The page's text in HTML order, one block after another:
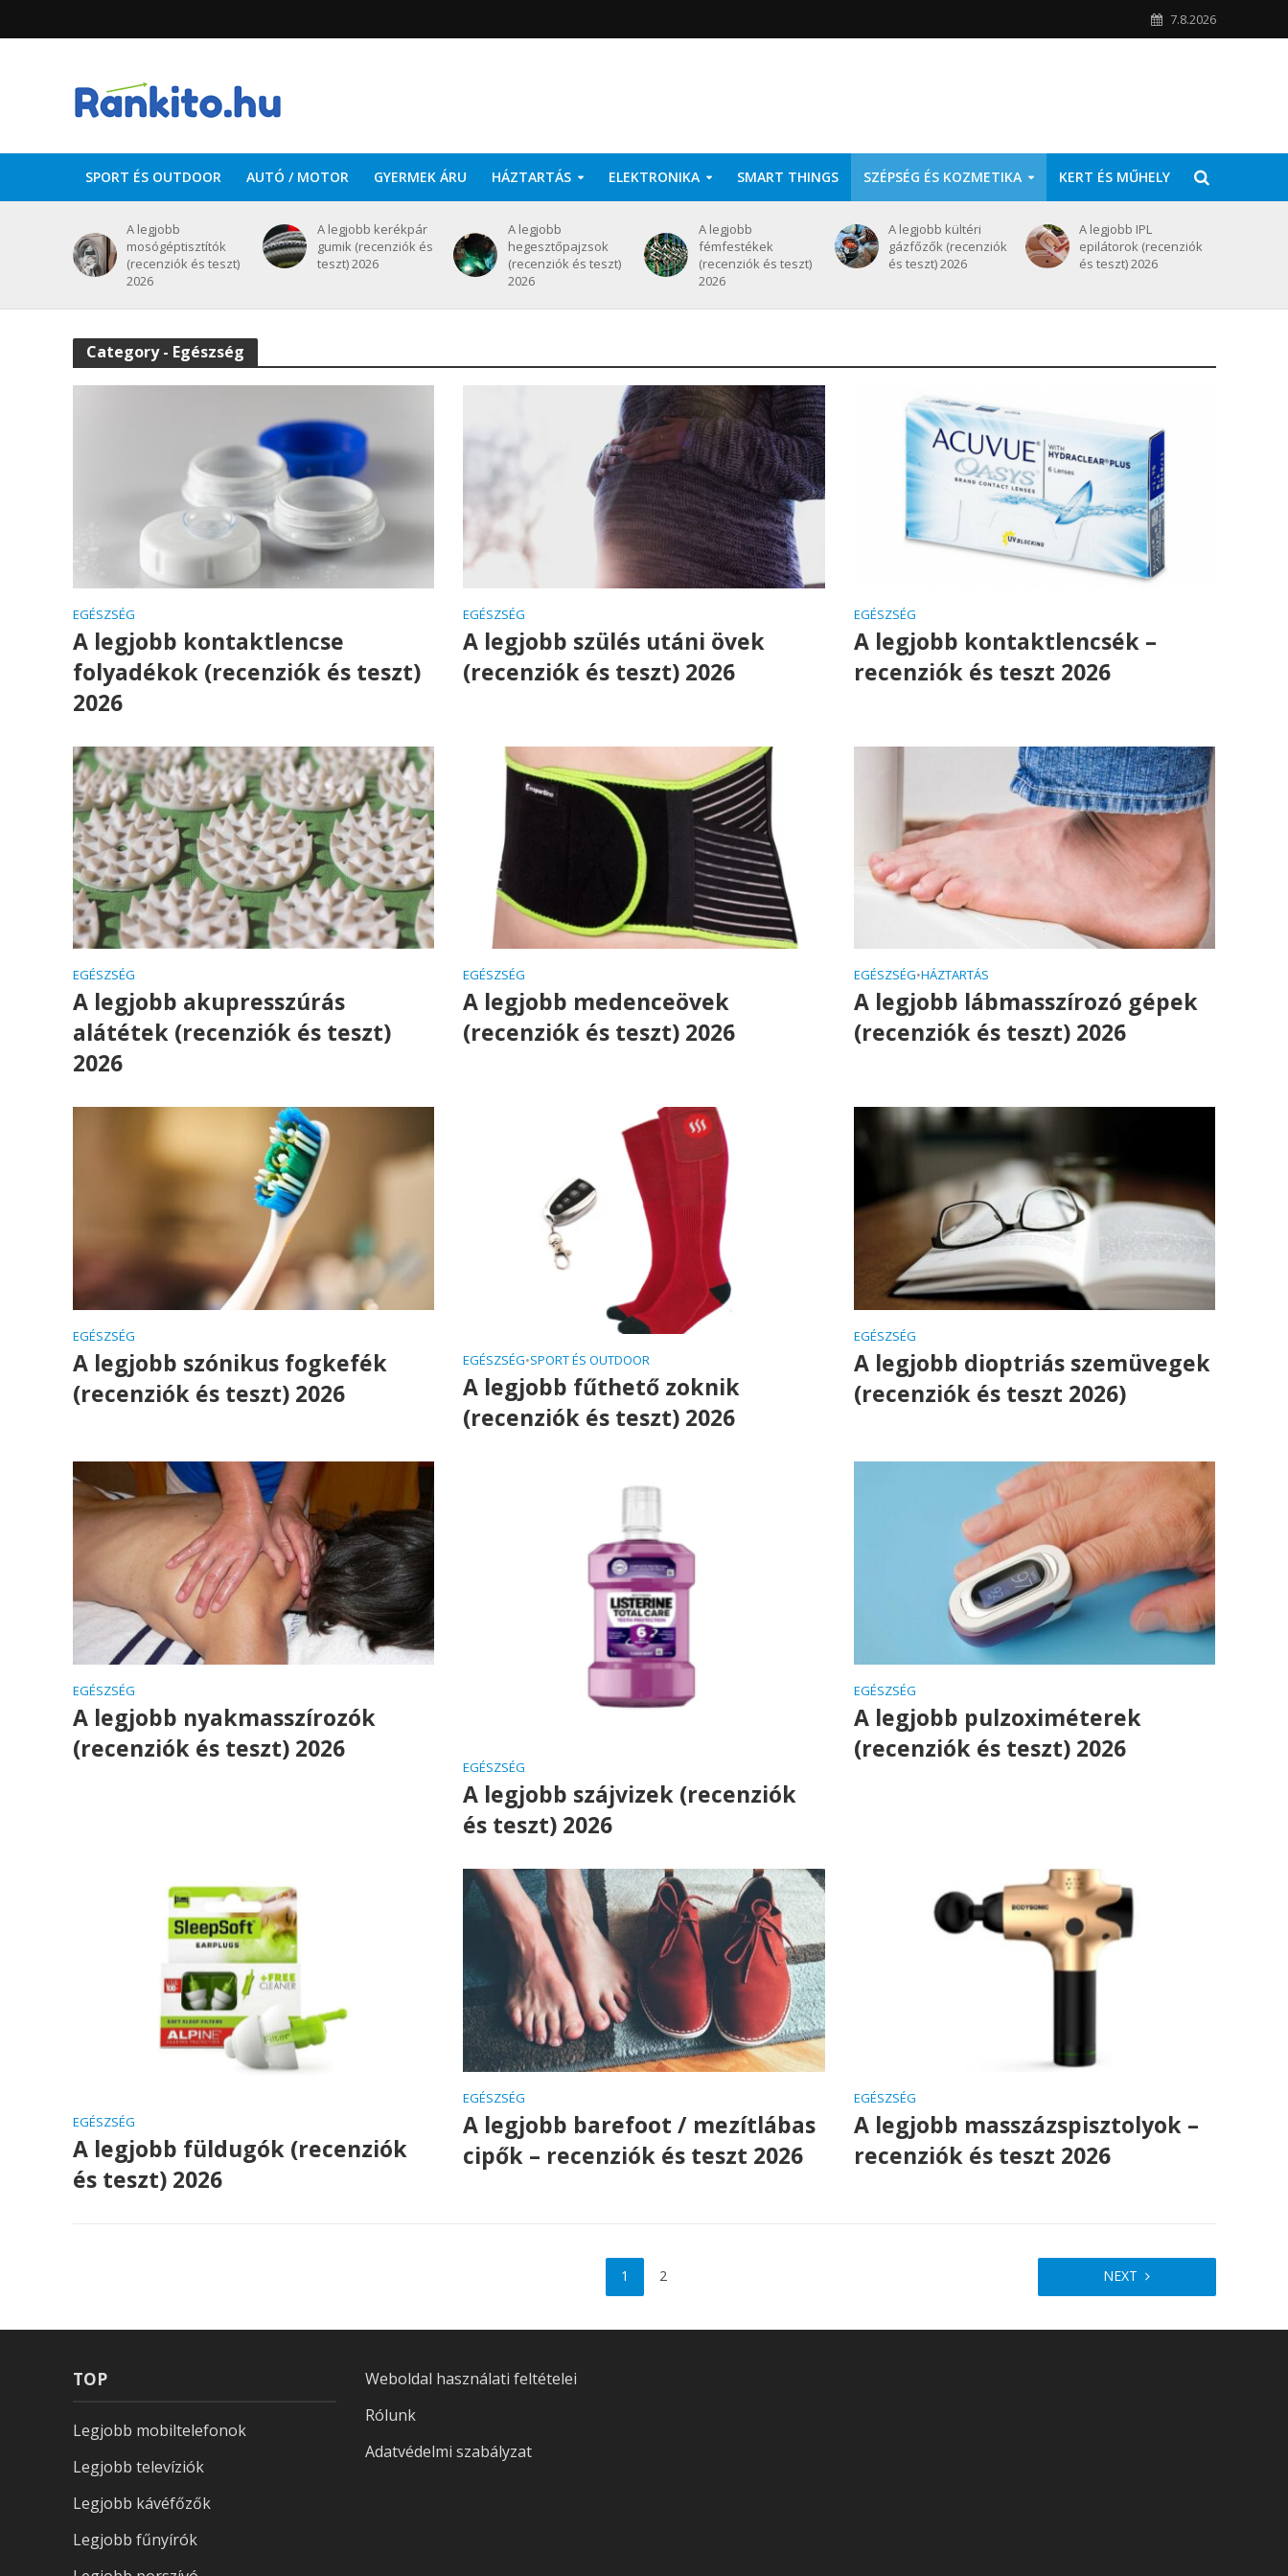
7.8.2026
SPORT ÉS OUTDOOR AUTÓ / MOTOR GYERMEK ÁRU HÁZTARTÁS ELEKTRONIKA SMART THINGS SZÉPSÉG ÉS KOZMETIKA KERT ÉS MŰHELY
A legjobb
mosógéptisztítók
(recenziók és teszt)
2026
A legjobb kerékpár
gumik (recenziók és
teszt) 2026
A legjobb
hegesztőpajzsok
(recenziók és teszt)
2026
A legjobb
fémfestékek
(recenziók és teszt)
2026
A legjobb kültéri
gázfőzők (recenziók
és teszt) 2026
A legjobb IPL
epilátorok (recenziók
és teszt) 2026
Category - Egészség
EGÉSZSÉG
A legjobb kontaktlencse
folyadékok (recenziók és teszt)
2026
EGÉSZSÉG
A legjobb szülés utáni övek
(recenziók és teszt) 2026
EGÉSZSÉG
A legjobb kontaktlencsék –
recenziók és teszt 2026
EGÉSZSÉG
A legjobb akupresszúrás
alátétek (recenziók és teszt)
2026
EGÉSZSÉG
A legjobb medenceövek
(recenziók és teszt) 2026
EGÉSZSÉG•HÁZTARTÁS
A legjobb lábmasszírozó gépek
(recenziók és teszt) 2026
EGÉSZSÉG
A legjobb szónikus fogkefék
(recenziók és teszt) 2026
EGÉSZSÉG•SPORT ÉS OUTDOOR
A legjobb fűthető zoknik
(recenziók és teszt) 2026
EGÉSZSÉG
A legjobb dioptriás szemüvegek
(recenziók és teszt 2026)
EGÉSZSÉG
A legjobb nyakmasszírozók
(recenziók és teszt) 2026
EGÉSZSÉG
A legjobb szájvizek (recenziók
és teszt) 2026
EGÉSZSÉG
A legjobb pulzoximéterek
(recenziók és teszt) 2026
EGÉSZSÉG
A legjobb füldugók (recenziók
és teszt) 2026
EGÉSZSÉG
A legjobb barefoot / mezítlábas
cipők – recenziók és teszt 2026
EGÉSZSÉG
A legjobb masszázspisztolyok –
recenziók és teszt 2026
1 2 NEXT
TOP
Legjobb mobiltelefonok
Legjobb televíziók
Legjobb kávéfőzők
Legjobb fűnyírók
Weboldal használati feltételei
Rólunk
Adatvédelmi szabályzat